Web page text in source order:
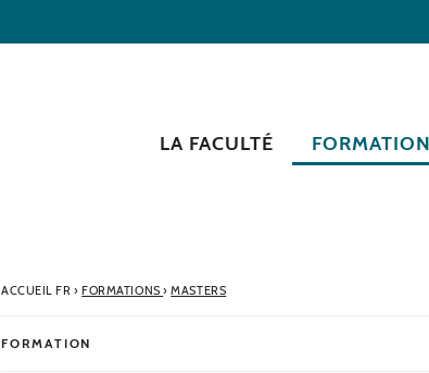
LA FACULTÉ
ACCUEIL FR› FORMATIONS› MASTERS
FORMATION